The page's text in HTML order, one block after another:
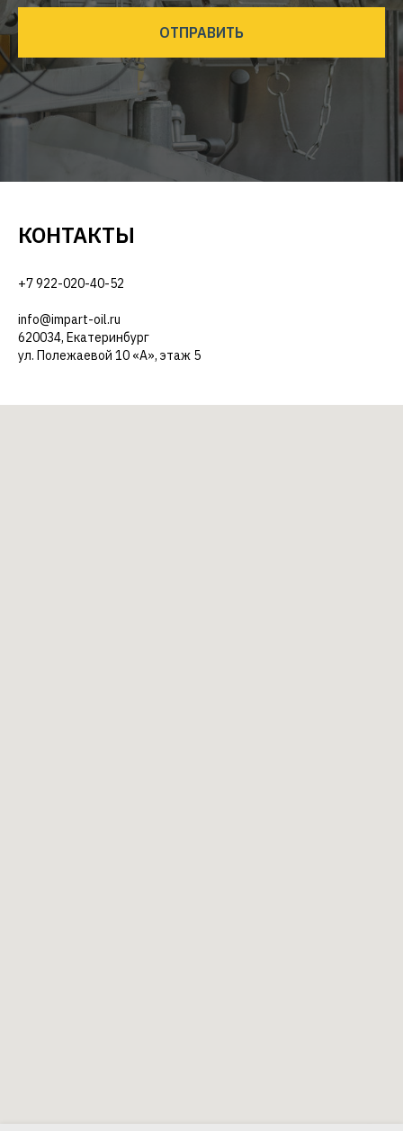
ОТПРАВИТЬ
КОНТАКТЫ
+7 922-020-40-52
info@impart-oil.ru
620034, Екатеринбург
ул. Полежаевой 10 «А», этаж 5